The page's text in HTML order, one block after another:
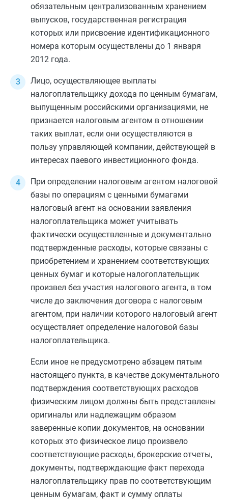
обязательным централизованным хранением
выпусков, государственная регистрация
которых или присвоение идентификационного
номера которым осуществлены до 1 января
2012 года.
Лицо, осуществляющее выплаты
налогоплательщику дохода по ценным бумагам,
выпущенным российскими организациями, не
признается налоговым агентом в отношении
таких выплат, если они осуществляются в
пользу управляющей компании, действующей в
интересах паевого инвестиционного фонда.
При определении налоговым агентом налоговой
базы по операциям с ценными бумагами
налоговый агент на основании заявления
налогоплательщика может учитывать
фактически осуществленные и документально
подтвержденные расходы, которые связаны с
приобретением и хранением соответствующих
ценных бумаг и которые налогоплательщик
произвел без участия налогового агента, в том
числе до заключения договора с налоговым
агентом, при наличии которого налоговый агент
осуществляет определение налоговой базы
налогоплательщика.
Если иное не предусмотрено абзацем пятым
настоящего пункта, в качестве документального
подтверждения соответствующих расходов
физическим лицом должны быть представлены
оригиналы или надлежащим образом
заверенные копии документов, на основании
которых это физическое лицо произвело
соответствующие расходы, брокерские отчеты,
документы, подтверждающие факт перехода
налогоплательщику прав по соответствующим
ценным бумагам, факт и сумму оплаты